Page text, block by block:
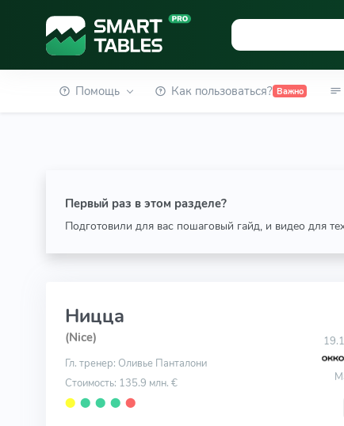
Помощь Как пользоваться? Важно
Первый раз в этом разделе?
Подготовили для вас пошаговый гайд, и видео для
Ницца
(Nice)
Гл. тренер: Оливье Панталони
Стоимость: 135.9 млн. €
⬤ ⬤ ⬤ ⬤ ⬤